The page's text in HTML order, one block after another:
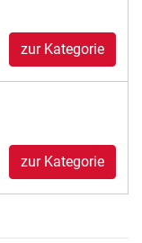
zur Kategorie
zur Kategorie